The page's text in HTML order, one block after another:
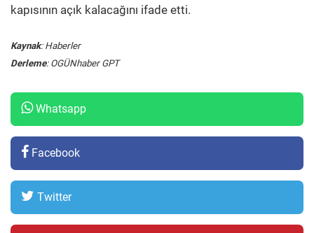
kapısının açık kalacağını ifade etti.
Kaynak: Haberler
Derleme: OGÜNhaber GPT
Whatsapp
Facebook
Twitter